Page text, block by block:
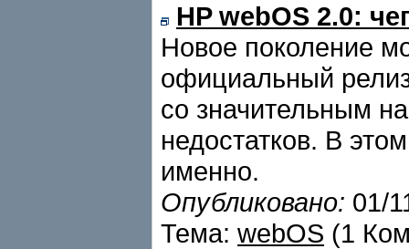
HP webOS 2.0:
Новое поколение
официальный
со значительным
недостатков. В
именно.
Опубликовано: 01/
Тема: webOS (1